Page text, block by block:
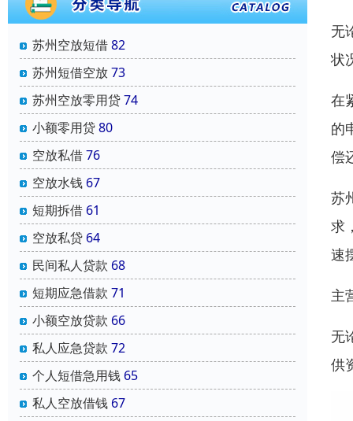
苏州空放短借82
苏州短借空放73
苏州空放零用贷74
小额零用贷80
空放私借76
空放水钱 67
短期拆借 61
空放私贷 64
民间私人贷款 68
短期应急借款 71
小额空放贷款 66
私人应急贷款 72
个人短借急用钱 65
私人空放借钱 67
无
状
在
的
偿
苏
求
速
主
无
供